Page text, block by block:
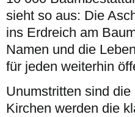
sieht so aus: Die
ins Erdreich am
Namen und die
für jeden weiterhin
Unumstritten sind
Kirchen werden die